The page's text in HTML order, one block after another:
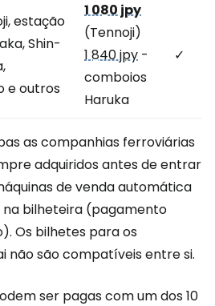
estação
Shin-
e outros
1 080 jpy
(Tennoji)
1 840 jpy -
comboios
Haruka
✓
as companhias ferroviárias
adquiridos antes de entrar
de venda automática
na bilheteira (pagamento
Os bilhetes para os
não são compatíveis entre si.
ser pagas com um dos 10